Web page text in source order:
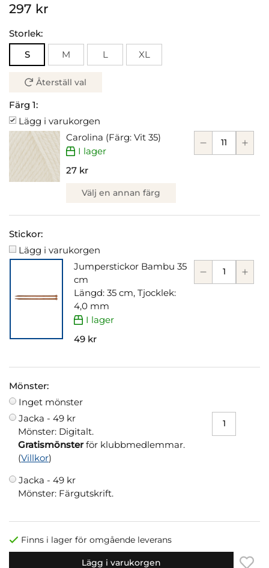
297 kr
Storlek:
S
M L XL
Återställ val
Färg 1:
Lägg i varukorgen
Carolina (Färg: Vit 35)
I lager
27 kr
Välj en annan färg
Stickor:
Lägg i varukorgen
Jumperstickor Bambu 35
cm
Längd: 35 cm, Tjocklek:
4,0 mm
I lager
49 kr
Mönster:
Inget mönster
Jacka - 49 kr
Mönster: Digitalt.
Gratismönsterför klubbmedlemmar.
(Villkor)
Jacka - 49 kr
Mönster: Färgutskrift.
Finns i lager för omgående leverans
Lägg i varukorgen